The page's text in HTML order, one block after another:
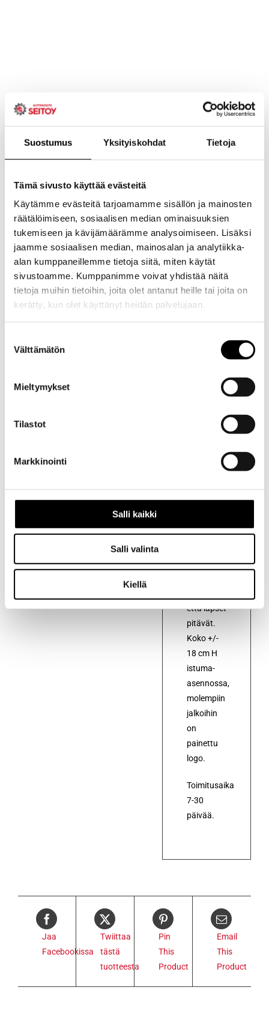
Suostumus Yksityiskohdat Tietoja
Tämä sivusto käyttää evästeitä
Käytämme evästeitä tarjoamamme sisällön ja mainosten
räätälöimiseen, sosiaalisen median ominaisuuksien
tukemiseen ja kävijämäärämme analysoimiseen. Lisäksi
jaamme sosiaalisen median, mainosalan ja analytiikka-
alan kumppaneillemme tietoja siitä, miten käytät
sivustoamme. Kumppanimme voivat yhdistää näitä
tietoja muihin tietoihin, joita olet antanut heille tai joita on
kerätty, kun olet käyttänyt heidän palvelujaan.
valinta
Välttämätön
Mieltymykset
Tilastot
Markkinointi
Salli kaikki
Salli valinta
Kiellä
Kuvaus
Erittäin
soma
nallekarhu,
että lapset
pitävät.
Koko +/-
18 cm H
istuma-
asennossa,
molempiin
jalkoihin
on
painettu
logo.
Toimitusaika
7-30
päivää.
Jaa
Facebookissa
Twiittaa
tästä
tuotteesta
Pin
This
Product
Email
This
Product